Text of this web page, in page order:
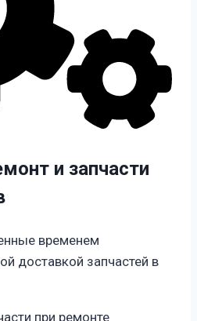
и запчасти
временем
доставкой запчастей в